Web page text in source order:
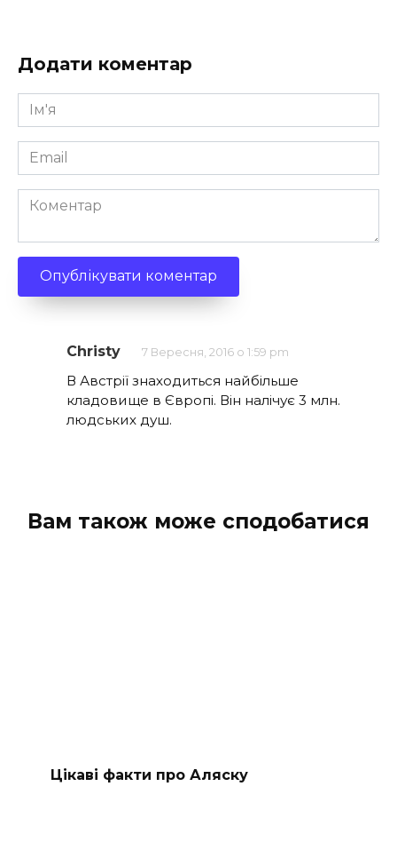
Додати коментар
Ім'я
*
Email
*
Коментар
Christy 7 Вересня, 2016 о 1:59 pm
В Австрії знаходиться найбільше
кладовище в Європі. Він налічує 3 млн.
людських душ.
Вам також може сподобатися
Цікаві факти про Аляску